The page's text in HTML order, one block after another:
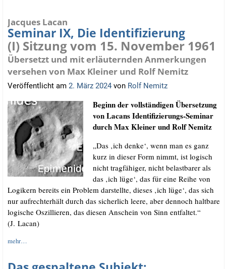
Jacques Lacan
Seminar IX, Die Identifizierung
(I) Sitzung vom 15. November 1961
Übersetzt und mit erläuternden Anmerkungen
versehen von Max Kleiner und Rolf Nemitz
Veröffentlicht am 2. März 2024 von Rolf Nemitz
Beginn der voll­stän­di­gen Über­set­zung
von Lacans Iden­ti­fi­zie­rungs-Semi­nar
durch Max Klei­ner und Rolf Nemitz
„Das ‚ich den­ke‘, wenn man es ganz
kurz in die­ser Form nimmt, ist logisch
nicht trag­fä­hi­ger, nicht belast­ba­rer als
das ‚ich lüge‘, das für eine Rei­he von
Logi­kern bereits ein Pro­blem dar­stell­te, die­ses ‚ich lüge‘, das sich
nur auf­recht­erhält durch das sicher­lich lee­re, aber den­noch halt­ba­re
logi­sche Oszil­lie­ren, das die­sen Anschein von Sinn ent­fal­tet.“
(J. Lacan)
mehr…